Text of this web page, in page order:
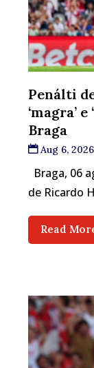
Penálti
‘magra’
Braga
Aug 6, 2026
Braga, 06
de Ricardo
Read